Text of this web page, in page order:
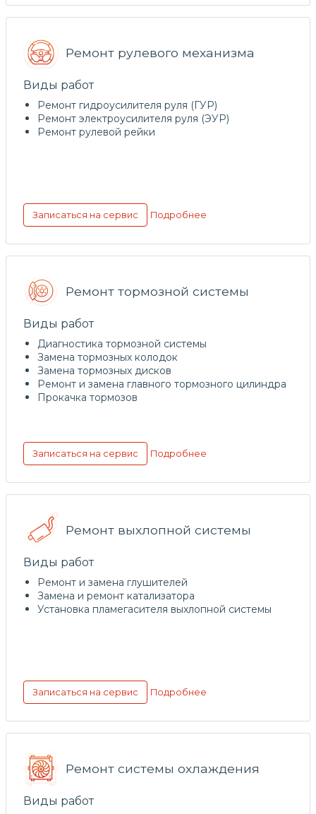
Ремонт рулевого механизма
Виды работ
Ремонт гидроусилителя руля (ГУР)
Ремонт электроусилителя руля (ЭУР)
Ремонт рулевой рейки
Записаться на сервис Подробнее
Ремонт тормозной системы
Виды работ
Диагностика тормозной системы
Замена тормозных колодок
Замена тормозных дисков
Ремонт и замена главного тормозного цилиндра
Прокачка тормозов
Записаться на сервис Подробнее
Ремонт выхлопной системы
Виды работ
Ремонт и замена глушителей
Замена и ремонт катализатора
Установка пламегасителя выхлопной системы
Записаться на сервис Подробнее
Ремонт системы охлаждения
Виды работ